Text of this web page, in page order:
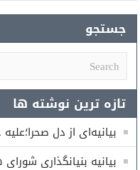
جستجو
تازه ترین نوشته ها
بیانیه‌ای از دل
بیانیه بنیانگذاری